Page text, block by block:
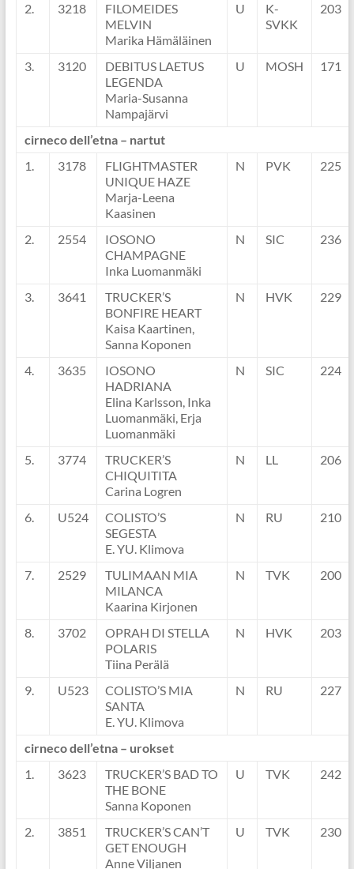
2. 3218
FILOMEIDES
MELVIN
Marika Hämäläinen
U
K-
SVKK
203
3. 3120
DEBITUS LAETUS
LEGENDA
Maria-Susanna
Nampajärvi
U MOSH 171
cirneco dell’etna – nartut
1.
3178
FLIGHTMASTER
UNIQUE HAZE
Marja-Leena
Kaasinen
N PVK 225
2. 2554
IOSONO
CHAMPAGNE
Inka Luomanmäki
N SIC 236
3. 3641
TRUCKER’S
BONFIRE HEART
Kaisa Kaartinen,
Sanna Koponen
N HVK 229
4. 3635
IOSONO
HADRIANA
Elina Karlsson, Inka
Luomanmäki, Erja
Luomanmäki
N SIC 224
5. 3774
TRUCKER’S
CHIQUITITA
Carina Logren
N LL 206
6. U524
COLISTO’S
SEGESTA
E. YU. Klimova
N RU 210
7. 2529
TULIMAAN MIA
MILANCA
Kaarina Kirjonen
N TVK 200
8. 3702
OPRAH DI STELLA
POLARIS
Tiina Perälä
N HVK 203
9. U523
COLISTO’S MIA
SANTA
E. YU. Klimova
N RU 227
cirneco dell’etna – urokset
1.
3623
TRUCKER’S BAD TO
THE BONE
Sanna Koponen
U TVK 242
2. 3851
TRUCKER’S CAN’T
GET ENOUGH
Anne Viljanen
U TVK 230